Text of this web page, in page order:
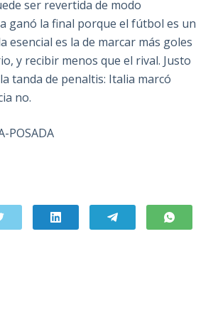
ser revertida de modo
ganó la final porque el fútbol es un
esencial es la de marcar más goles
y recibir menos que el rival. Justo
tanda de penaltis: Italia marcó
no.
POSADA